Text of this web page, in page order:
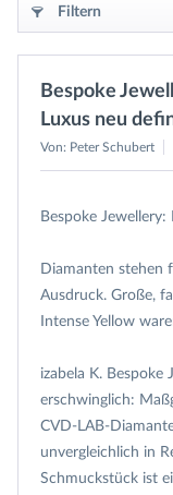
Filtern
Bespoke
Luxus neu
Von: Peter Schubert
Bespoke
Diamanten stehen
Ausdruck. Große,
Intense Yellow
izabela K. Bespoke
erschwinglich:
CVD-LAB-
unvergleichlich in
Schmuckstück ist